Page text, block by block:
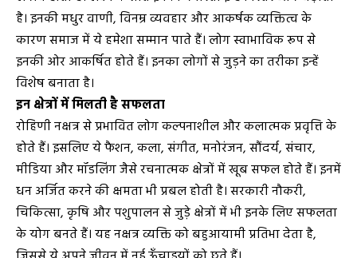
है। इनकी मधुर वाणी, विनम्र व्यवहार और आकर्षक व्यक्तित्व के
कारण समाज में ये हमेशा सम्मान पाते हैं। लोग स्वाभाविक रूप से
इनकी ओर आकर्षित होते हैं। इनका लोगों से जुड़ने का तरीका इन्हें
विशेष बनाता है।
इन क्षेत्रों में मिलती है सफलता
रोहिणी नक्षत्र से प्रभावित लोग कल्पनाशील और कलात्मक प्रवृत्ति के
होते हैं। इसलिए ये फैशन, कला, संगीत, मनोरंजन, सौंदर्य, संचार,
मीडिया और मॉडलिंग जैसे रचनात्मक क्षेत्रों में खूब सफल होते हैं। इनमें
धन अर्जित करने की क्षमता भी प्रबल होती है। सरकारी नौकरी,
चिकित्सा, कृषि और पशुपालन से जुड़े क्षेत्रों में भी इनके लिए सफलता
के योग बनते हैं। यह नक्षत्र व्यक्ति को बहुआयामी प्रतिभा देता है,